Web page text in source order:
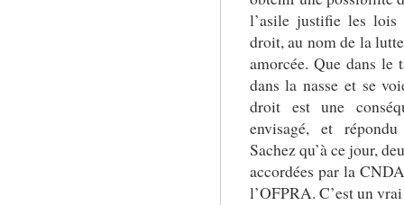
l’asile justifie les lois
droit, au nom de la
amorcée. Que dans le
dans la nasse et se
droit est une
envisagé, et
Sachez qu’à ce jour,
accordées par la
l’OFPRA. C’est un